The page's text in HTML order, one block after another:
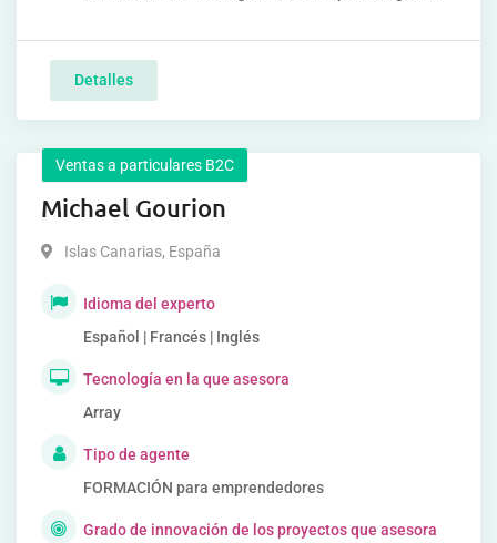
Detalles
Ventas a particulares B2C
Michael Gourion
Islas Canarias, España
Idioma del experto
Español | Francés | Inglés
Tecnología en la que asesora
Array
Tipo de agente
FORMACIÓN para emprendedores
Grado de innovación de los proyectos que asesora